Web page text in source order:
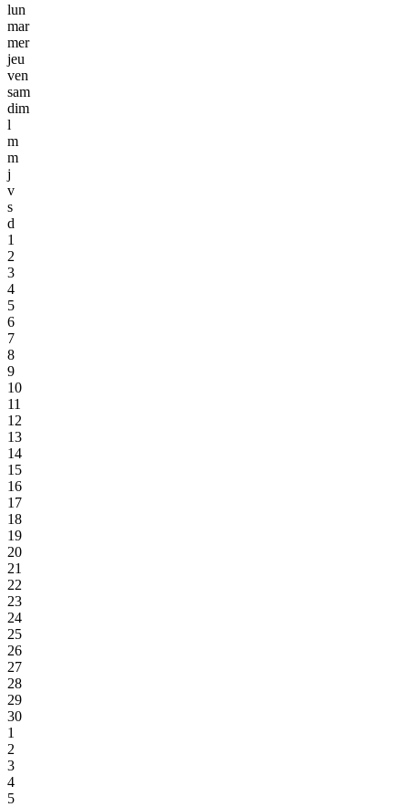
lun
mar
mer
jeu
ven
sam
dim
l
m
m
j
v
s
d
1
2
3
4
5
6
7
8
9
10
11
12
13
14
15
16
17
18
19
20
21
22
23
24
25
26
27
28
29
30
1
2
3
4
5